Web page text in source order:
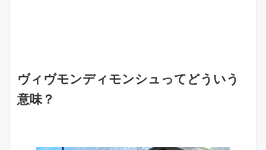
ヴィヴモンディモンシュってどういう
意味？